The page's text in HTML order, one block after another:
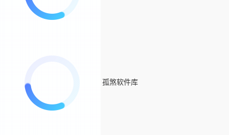
孤煞软件库